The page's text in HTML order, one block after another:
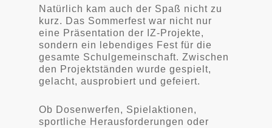
Natürlich kam auch der Spaß nicht zu
kurz. Das Sommerfest war nicht nur
eine Präsentation der IZ-Projekte,
sondern ein lebendiges Fest für die
gesamte Schulgemeinschaft. Zwischen
den Projektständen wurde gespielt,
gelacht, ausprobiert und gefeiert.
Ob Dosenwerfen, Spielaktionen,
sportliche Herausforderungen oder